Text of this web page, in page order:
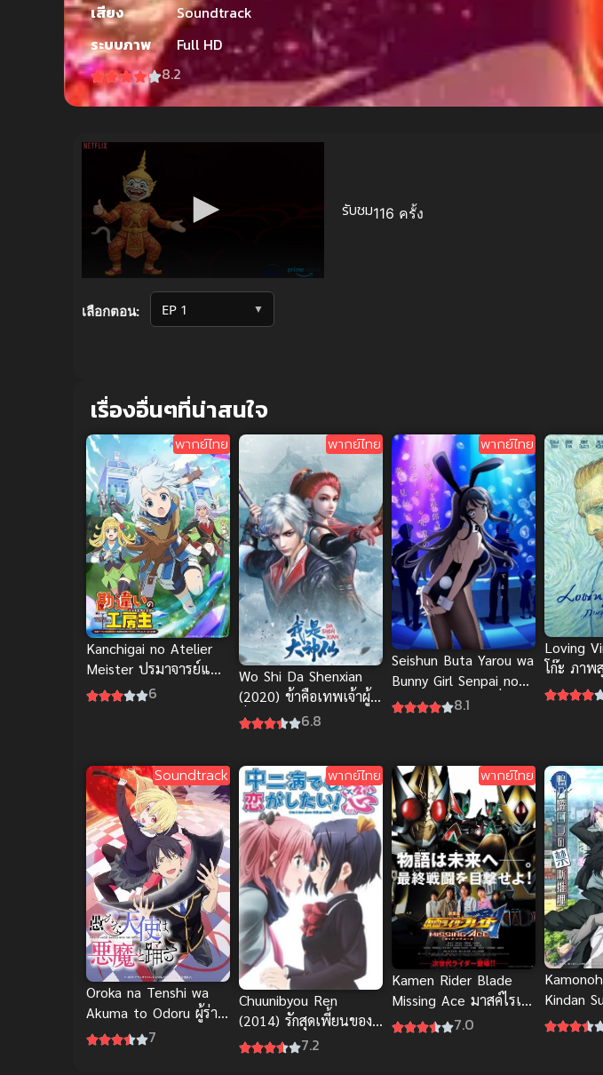
เสียง
Soundtrack
ระบบภาพ
Full HD
8.2
เลือกตอน: ▼
รับชม116 ครั้ง
เรื่องอื่นๆที่น่าสนใจ
พากย์ไทย
Kanchigai no Atelier
Meister ปรมาจารย์แห่ง
อาเทลิเย่ร์ผู้ไม่รู้ตัว
6
พากย์ไทย
Wo Shi Da Shenxian
(2020) ข้าคือเทพเจ้าผู้
ยิ่งใหญ่ ภาค 1
6.8
พากย์ไทย
Seishun Buta Yarou wa
Bunny Girl Senpai no
Yume wo Minai เรื่องฝัน
8.1
Loving
โก๊ะ ภาพ
โก๊ะ ซับไ
Soundtrack
Oroka na Tenshi wa
Akuma to Odoru ผู้ร่าย
รำกับปีศาจ ภาค 1
7
พากย์ไทย
Chuunibyou Ren
(2014) รักสุดเพี้ยนของ
ยัยเกรียนหลุดโลก ภาค 2
7.2
พากย์ไทย
Kamen Rider Blade
Missing Ace มาสค์ไรเด
อร์เบลด (2025) พากย์
7.0
Kindan
สืบลับฉบับ